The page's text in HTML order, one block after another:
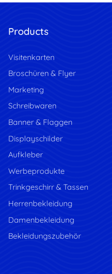
Products
Visitenkarten
Broschüren & Flyer
Marketing
Schreibwaren
Banner & Flaggen
Displayschilder
Aufkleber
Werbeprodukte
Trinkgeschirr & Tassen
Herrenbekleidung
Damenbekleidung
Bekleidungszubehör